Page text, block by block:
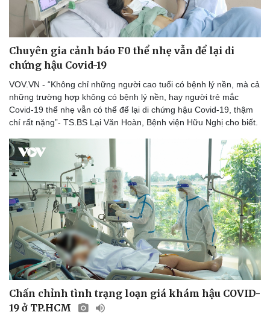
Sức khỏe
Dinh dưỡng - món ngon
Cây thuốc
Sản phụ khoa
Nhi khoa
Nam khoa
Làm đẹp - giảm cân
Phòng mạch online
Ăn sạch sống khỏe
Blog
Tình yêu - Gia đình
Chuyên gia cảnh báo F0 thể nhẹ vẫn để lại di
chứng hậu Covid-19
VOV.VN - “Không chỉ những người cao tuổi có bệnh lý nền, mà cả
những trường hợp không có bệnh lý nền, hay người trẻ mắc
Covid-19 thể nhẹ vẫn có thể để lại di chứng hậu Covid-19, thậm
chí rất nặng”- TS.BS Lại Văn Hoàn, Bệnh viện Hữu Nghị cho biết.
Chấn chỉnh tình trạng loạn giá khám hậu COVID-
19 ở TP.HCM